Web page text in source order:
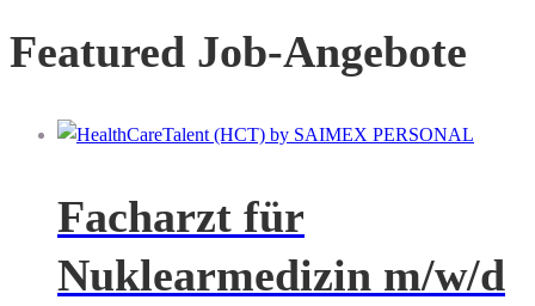
Featured Job-Angebote
Facharzt für
Nuklearmedizin m/w/d